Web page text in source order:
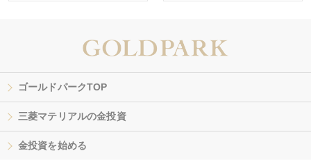
ゴールドパークTOP
三菱マテリアルの金投資
金投資を始める